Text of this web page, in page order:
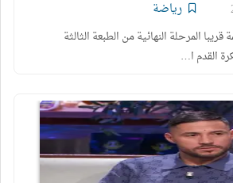
رياضة
المرحلة النهائية من الطبعة الثالثة
القدم ا…